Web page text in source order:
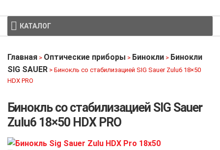
КАТАЛОГ
Главная > Оптические приборы > Бинокли > Бинокли
SIG SAUER > Бинокль со стабилизацией SIG Sauer Zulu6 18×50
HDX PRO
Бинокль со стабилизацией SIG Sauer
Zulu6 18×50 HDX PRO